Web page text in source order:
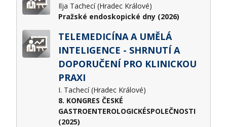
Ilja Tachecí (Hradec Králové)
Pražské endoskopické dny (2026)
TELEMEDICÍNA A UMĚLÁ
INTELIGENCE - SHRNUTÍ A
DOPORUČENÍ PRO KLINICKOU
PRAXI
I. Tachecí (Hradec Králové)
8. KONGRES ČESKÉ
GASTROENTEROLOGICKÉSPOLEČNOSTI
(2025)